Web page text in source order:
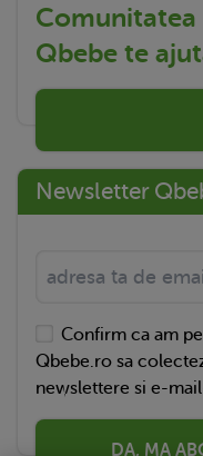
Comunitatea
Qbebe te
Newsletter
Confirm ca am
Qbebe.ro sa
newslettere si e-
DA, MA